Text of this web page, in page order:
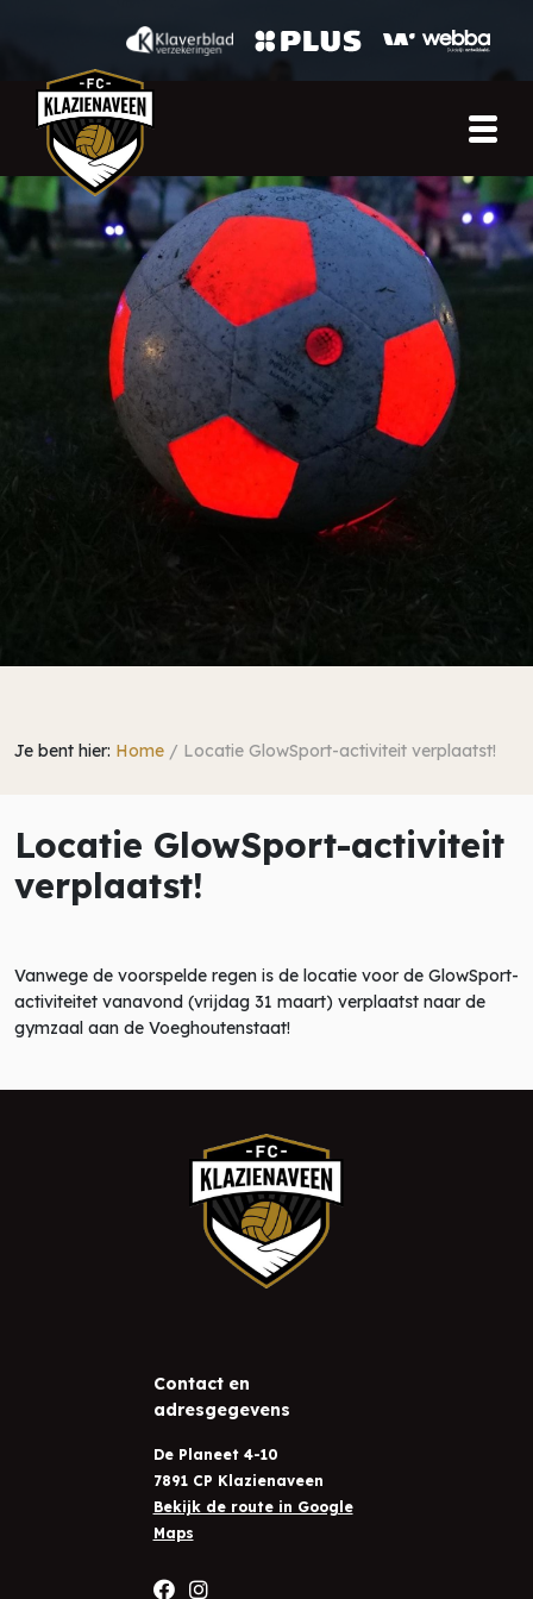
Je bent hier: Home / Locatie GlowSport-activiteit verplaatst!
Locatie GlowSport-activiteit
verplaatst!
Vanwege de voorspelde regen is de locatie voor de GlowSport-
activiteitet vanavond (vrijdag 31 maart) verplaatst naar de
gymzaal aan de Voeghoutenstaat!
Contact en
adresgegevens
De Planeet 4-10
7891 CP Klazienaveen
Bekijk de route in Google
Maps